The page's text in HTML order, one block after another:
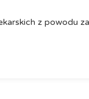
z powodu